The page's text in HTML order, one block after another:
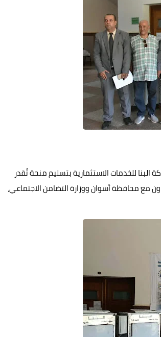
للخدمات الاستثمارية بتسليم منحة تُقدر
مع محافظة أسوان ووزارة التضامن الاجتماعي،